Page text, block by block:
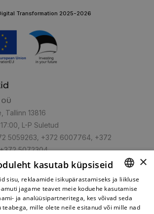
Transformation 2025-2026
Tallinn 13816
L-P Suletud
5059263, +372 6007764, +372
+372 5072304
ESTONIAN
RUSSIAN
×
kasutab küpsiseid
sisu, reklaamide isikupärastamiseks ja liikluse
jagame teavet meie koduehe kasutamise
ja analüüsipartneritega, kes võivad seda
teabega, mille olete neile esitanud või mille nad